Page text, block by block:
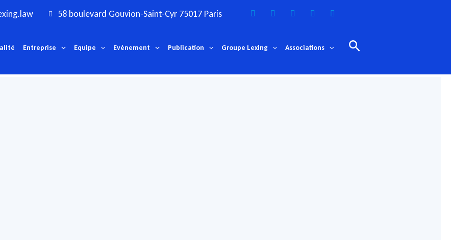
58 boulevard Gouvion-Saint-Cyr 75017 Paris
Entreprise Equipe Evènement Publication Groupe Lexing Associations Rechercher